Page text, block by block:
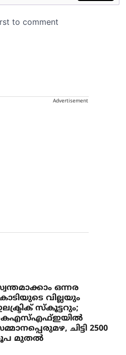
Advertisement
ഒന്നര
വില്ലയും
സ്‌കൂട്ടറും;
ചിട്ടി 2500
മുതല്‍